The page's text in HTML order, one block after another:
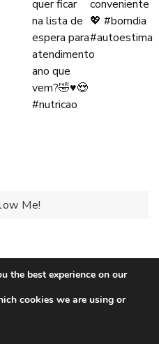
Me!
site é apenas de caráter
médico. Consulte
the best experience on our
cookies we are using or